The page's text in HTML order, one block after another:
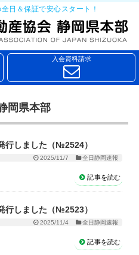
日＆保証で安心スタート！
入会資料請求
岡県本部
しました（№2524）
2025/11/7 全日静岡速報
記事を読む
しました（№2523）
2025/11/4 全日静岡速報
記事を読む